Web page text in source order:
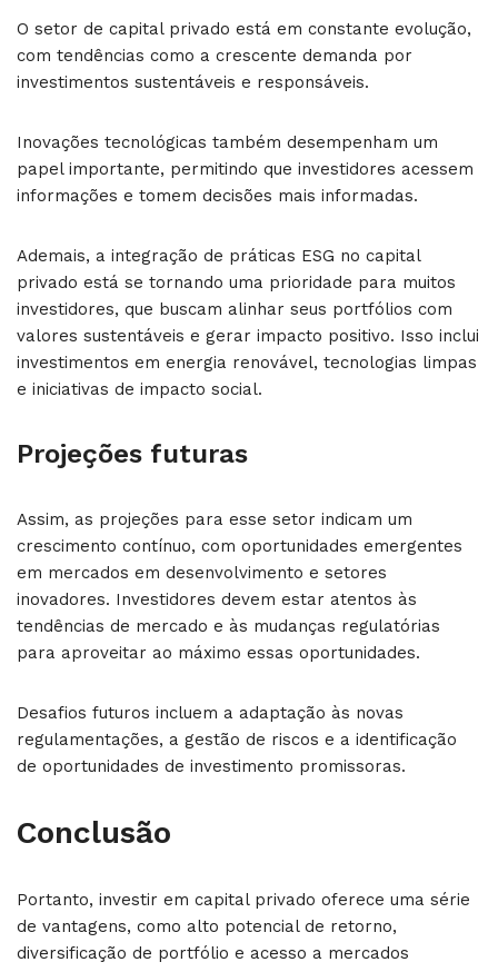
O setor de capital privado está em constante evolução,
com tendências como a crescente demanda por
investimentos sustentáveis e responsáveis.
Inovações tecnológicas também desempenham um
papel importante, permitindo que investidores acessem
informações e tomem decisões mais informadas.
Ademais, a integração de práticas ESG no capital
privado está se tornando uma prioridade para muitos
investidores, que buscam alinhar seus portfólios com
valores sustentáveis e gerar impacto positivo. Isso inclui
investimentos em energia renovável, tecnologias limpas
e iniciativas de impacto social.
Projeções futuras
Assim, as projeções para esse setor indicam um
crescimento contínuo, com oportunidades emergentes
em mercados em desenvolvimento e setores
inovadores. Investidores devem estar atentos às
tendências de mercado e às mudanças regulatórias
para aproveitar ao máximo essas oportunidades.
Desafios futuros incluem a adaptação às novas
regulamentações, a gestão de riscos e a identificação
de oportunidades de investimento promissoras.
Conclusão
Portanto, investir em capital privado oferece uma série
de vantagens, como alto potencial de retorno,
diversificação de portfólio e acesso a mercados